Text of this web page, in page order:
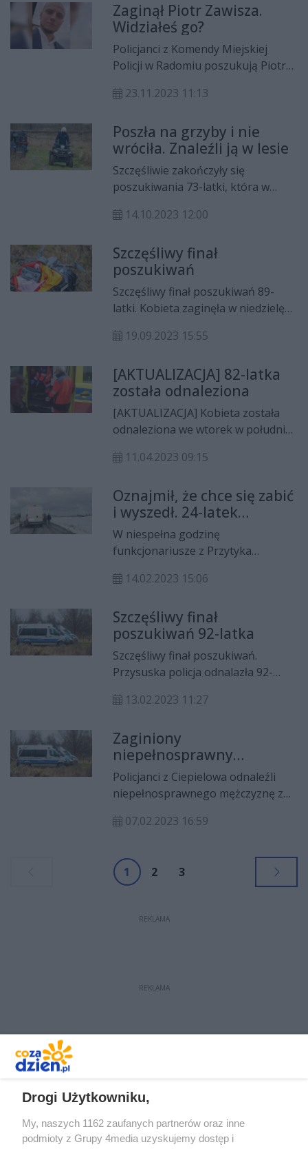
Zaginął Piotr Zawisza.
Widziałeś go?
Policjanci z Komendy Miejskiej
Policji w Radomiu poszukują Piotra
informacje w tej sprawie, proszone
23.11.2023 11:13
Poszła na grzyby i nie
wróciła. Znaleźli ją w lesie
Szczęśliwie zakończyły się
poszukiwania 73-latki, która w
grzyby. Szydłowieccy
pomocą psa z przewodnikiem z
radomskiej komendy odnaleźli
kobietę.
14.10.2023 12:00
Szczęśliwy finał
poszukiwań
Szczęśliwy finał poszukiwań 89-
latki. Kobieta zaginęła w niedzielę
przysuskiego.
19.09.2023 15:55
[AKTUALIZACJA] 82-latka
została odnaleziona
[AKTUALIZACJA] Kobieta została
odnaleziona we wtorek w południe.
letnia Anna Ośka z Dębowoli
domu rowerem do kościoła w
Magnuszewie i do tej pory nie
wróciła. Trwają poszukiwania
kobiety.
11.04.2023 09:15
Oznajmił, że chce się zabić
i wyszedł. 24-latek
odnaleziony przez policję
W niespełna godzinę
funkcjonariusze z Przytyka
zaginięcie zgłosiła matka. Kobieta
wychodząc z domu oświadczył, że
chce popełnić samobójstwo.
14.02.2023 15:06
Szczęśliwy finał
poszukiwań 92-latka
Szczęśliwy finał poszukiwań.
Przysuska policja odnalazła 92-
13.02.2023 11:27
Zaginiony
niepełnosprawny
odnaleziony w Ciepielowie
Policjanci z Ciepielowa odnaleźli
niepełnosprawnego mężczyznę z
07.02.2023 16:59
1 2 3
REKLAMA
REKLAMA
Drogi Użytkowniku,
My, naszych 1162 zaufanych partnerów oraz inne
podmioty z Grupy 4media uzyskujemy dostęp i